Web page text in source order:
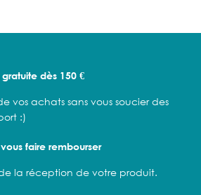
gratuite dès 150 €
vos achats sans vous soucier des
:)
faire rembourser
la réception de votre produit.